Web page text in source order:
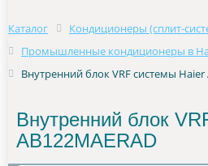
Каталог
Кондиционеры (сплит-
Промышленные кондиционеры в
Внутренний блок VRF системы Haier
Внутренний блок
AB122MAERAD